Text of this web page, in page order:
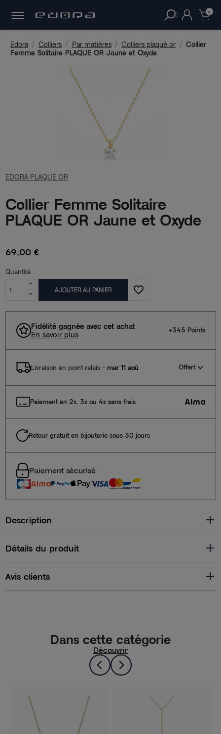
clear 0
Edora Colliers Par matières Colliers plaqué or
Collier
Femme Solitaire PLAQUE OR Jaune et Oxyde
EDORA PLAQUE OR
Collier Femme Solitaire
PLAQUE OR Jaune et Oxyde
69,00 €
Quantité
AJOUTER AU PANIER favorite_border
Fidélité gagnée avec cet achat
En savoir plus
+345 Points
Livraison en point relais- mar 11 aoû Offert
Paiement en 2x, 3x ou 4x sans frais
Retour gratuit en bijouterie sous 30 jours
Paiement sécurisé
Description
Détails du produit
Avis clients
Dans cette catégorie
Découvrir